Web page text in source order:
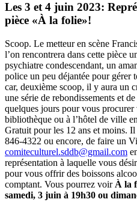
Les 3 et 4 juin 2023:
pièce «À la folie»!
Scoop. Le metteur en scène
l’on rencontrera dans cette pièce
psychiatre condescendant, un
police un peu déjantée pour gérer
car, deuxième scoop, il y aura un
une série de rebondissements et
quelques jours pour vous
bibliothèque ou à l’hôtel de ville
Gratuit pour les 12 ans et moins.
846-4322 ou encore, de faire un
comiteculturel.sddb@gmail.com
représentation à laquelle vous
pour vous offrir des boissons
comptant. Vous pourrez voir À la
samedi, 3 juin à 19h30 ou